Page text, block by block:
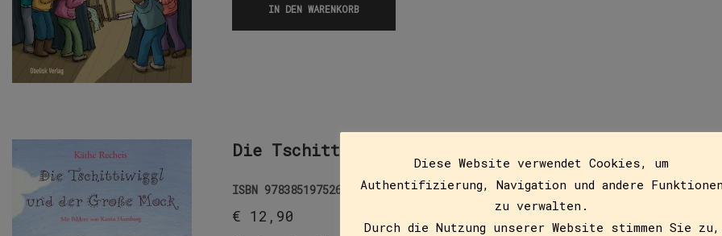
IN DEN WARENKORB
Die Tschittiwiggl und der Große Mock
ISBN 9783851975260
€ 12,90
Diese Website verwendet Cookies, um
Authentifizierung, Navigation und andere Funktionen
zu verwalten.
Durch die Nutzung unserer Website stimmen Sie zu,